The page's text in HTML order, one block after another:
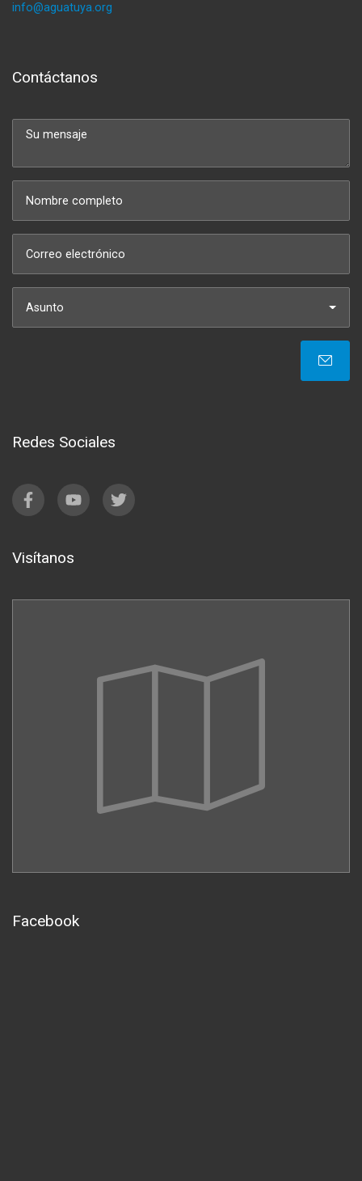
info@aguatuya.org
Contáctanos
Asunto
Redes Sociales
Visítanos
Facebook